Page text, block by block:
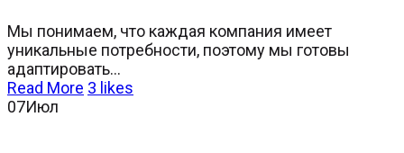
Мы понимаем, что каждая компания имеет
уникальные потребности, поэтому мы готовы
адаптировать...
Read More 3 likes
07Июл